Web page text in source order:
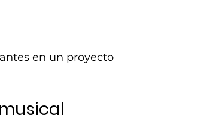
en un proyecto